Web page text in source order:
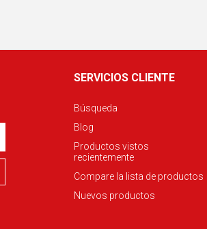
SERVICIOS CLIENTE
Búsqueda
Blog
Productos vistos
recientemente
Compare la lista de productos
Nuevos productos